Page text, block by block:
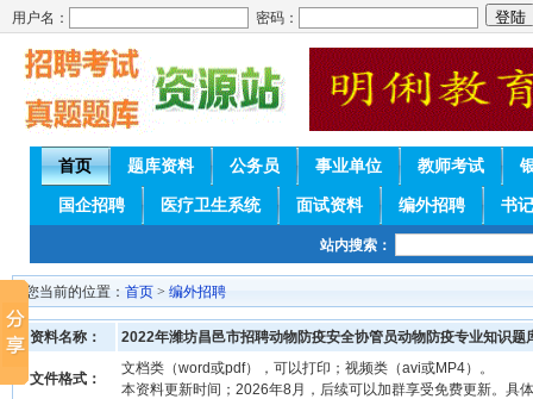
用户名： 密码：
首页 题库资料 公务员 事业单位 教师考试
国企招聘 医疗卫生系统 面试资料 编外招聘 书
站内搜索：
您当前的位置： 首页 > 编外招聘
资料名称： 2022年潍坊昌邑市招聘动物防疫安全协管员动物防疫专业知识题
文件格式：
文档类（word或pdf），可以打印；视频类（avi或MP4）。
本资料更新时间；2026年8月，后续可以加群享受免费更新。具